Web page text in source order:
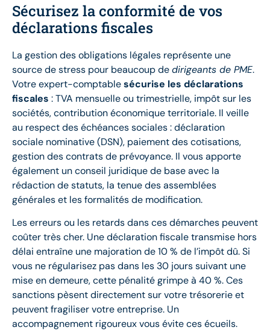
Sécurisez la conformité de vos
déclarations fiscales
La gestion des obligations légales représente une
source de stress pour beaucoup dedirigeants de PME.
Votre expert-comptablesécurise les déclarations
fiscales : TVA mensuelle ou trimestrielle, impôt sur les
sociétés, contribution économique territoriale. Il veille
au respect des échéances sociales : déclaration
sociale nominative (DSN), paiement des cotisations,
gestion des contrats de prévoyance. Il vous apporte
également un conseil juridique de base avec la
rédaction de statuts, la tenue des assemblées
générales et les formalités de modification.
Les erreurs ou les retards dans ces démarches peuvent
coûter très cher. Une déclaration fiscale transmise hors
délai entraîne une majoration de 10 % de l’impôt dû. Si
vous ne régularisez pas dans les 30 jours suivant une
mise en demeure, cette pénalité grimpe à 40 %. Ces
sanctions pèsent directement sur votre trésorerie et
peuvent fragiliser votre entreprise. Un
accompagnement rigoureux vous évite ces écueils.